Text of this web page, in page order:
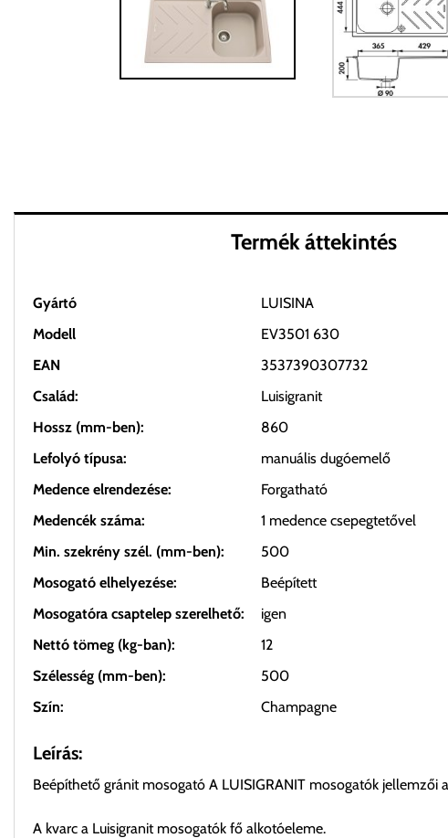
Termék áttekintés
Gyártó
LUISINA
Modell
EV3501 630
EAN
3537390307732
Család:
Luisigranit
Hossz (mm-ben):
860
Lefolyó típusa:
manuális dugóemelő
Medence elrendezése:
Forgatható
Medencék száma:
1 medence csepegtetővel
Min. szekrény szél. (mm-ben):
500
Mosogató elhelyezése:
Beépített
Mosogatóra csaptelep szerelhető:
igen
Nettó tömeg (kg-ban):
12
Szélesség (mm-ben):
500
Szín:
Champagne
Leírás:
Beépíthető gránit mosogató A LUISIGRANIT mosogatók jellemzői
A kvarc a Luisigranit mosogatók fő alkotóeleme.